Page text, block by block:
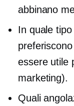
abbinano
In quale
essere utile
marketing).
Quali